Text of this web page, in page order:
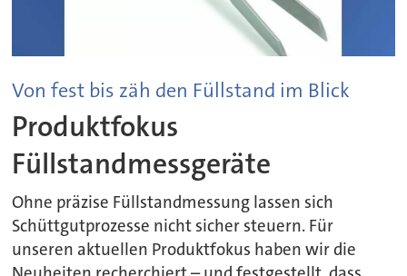
Von fest bis zäh den Füllstand im Blick
Produktfokus
Füllstandmessgeräte
Ohne präzise Füllstandmessung lassen sich
Schüttgutprozesse nicht sicher steuern. Für
unseren aktuellen Produktfokus haben wir die